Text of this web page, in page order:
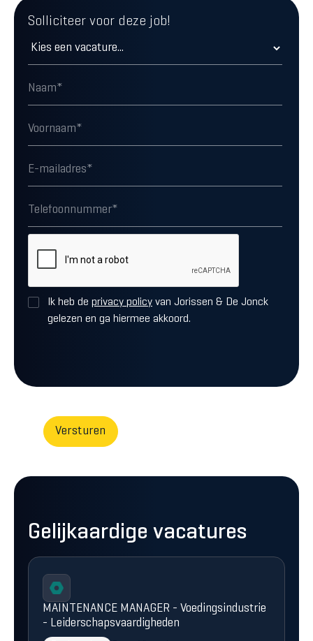
Solliciteer voor deze job!
Ik heb de privacy policy van Jorissen & De Jonck
gelezen en ga hiermee akkoord.
Gelijkaardige vacatures
MAINTENANCE MANAGER - Voedingsindustrie
- Leiderschapsvaardigheden